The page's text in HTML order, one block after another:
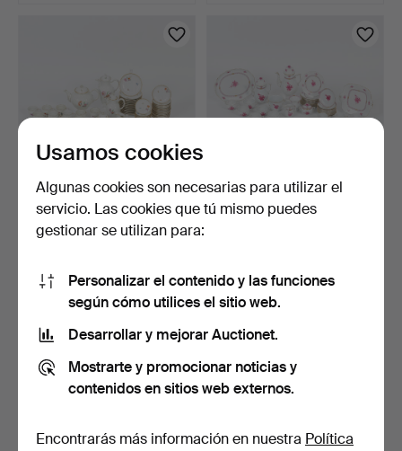
KPM Berlin, servicio de café
y moca, decor…
624 USD
HEREND, juego de café y
65 USD
Usamos cookies
Algunas cookies son necesarias para utilizar el
servicio. Las cookies que tú mismo puedes
gestionar se utilizan para:
Personalizar el contenido y las funciones
según cómo utilices el sitio web.
Desarrollar y mejorar Auctionet.
Mostrarte y promocionar noticias y
contenidos en sitios web externos.
Encontrarás más información en nuestra Política